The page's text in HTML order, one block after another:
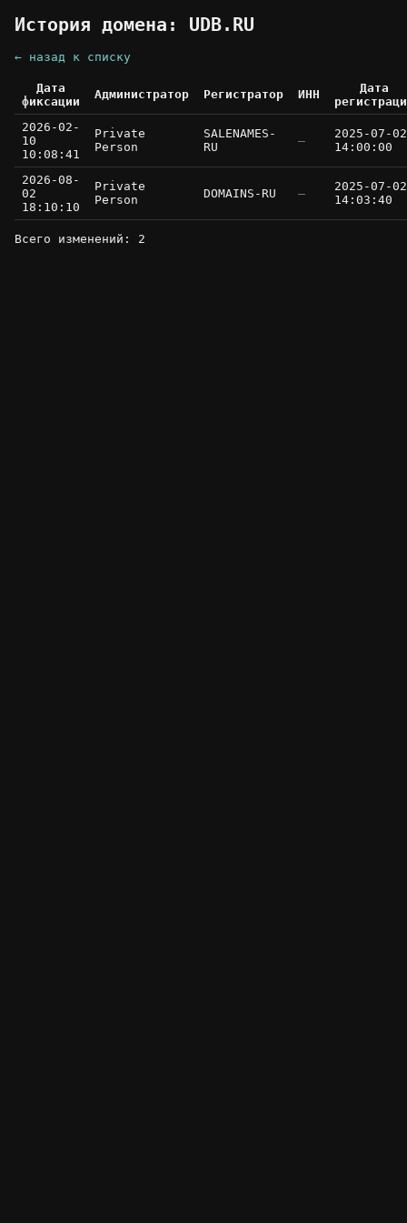
История домена: UDB.RU
← назад к списку
Дата
фиксации
Администратор Регистратор ИНН
Дата
2026-02-
10
10:08:41
Private
Person
SALENAMES-
RU
—
2025-07-02
14:00:00
2026-08-
02
18:10:10
Private
Person
DOMAINS-RU —
2025-07-02
14:03:40
Всего изменений: 2